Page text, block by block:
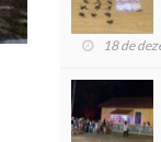
18 de